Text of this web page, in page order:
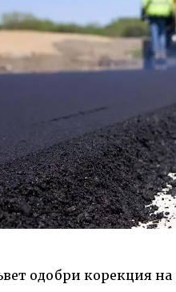
одобри корекция на